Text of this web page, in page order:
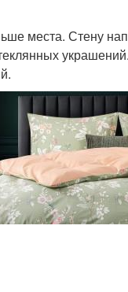
места. Стену